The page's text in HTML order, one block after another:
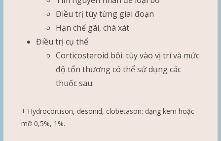
Điều trị tùy từng giai đoạn
Hạn chế gãi, chà xát
Điều trị cụ thể
Corticosteroid bôi: tùy vào vị trí và mức
độ tổn thương có thể sử dụng các
thuốc sau:
+ Hydrocortison, desonid, clobetason: dạng kem hoặc
mỡ 0,5%, 1%.